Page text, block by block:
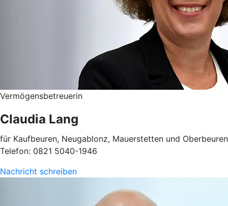
Vermögensbetreuerin
Claudia Lang
für Kaufbeuren, Neugablonz, Mauerstetten und Oberbeuren
Telefon: 0821 5040-1946
Nachricht schreiben